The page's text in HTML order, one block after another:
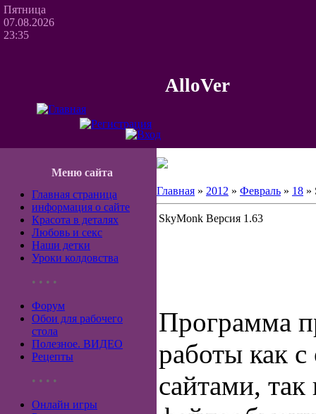
Пятница
07.08.2026
23:35
AlloVer
Меню сайта
Главная страница
информация о сайте
Красота в деталях
Любовь и секс
Наши детки
Уроки колдовства
• • • •
Форум
Обои для рабочего
стола
Полезное. ВИДЕО
Рецепты
• • • •
Онлайн игры
Главная » 2012 » Февраль » 18 »
SkyMonk Версия 1.63
Программа
работы как
сайтами,